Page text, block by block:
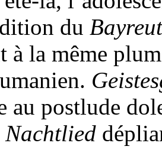
du
à la même
au postlude
Nachtlied